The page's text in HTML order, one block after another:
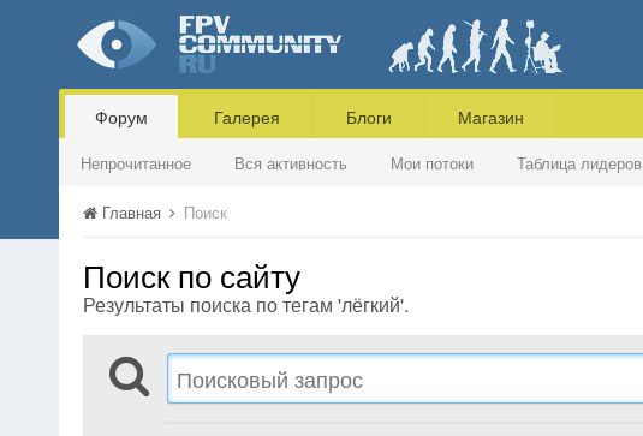
Форум
Непрочитанное Вся активность Мои потоки Таблица лидеров
Галерея Блоги Магазин
Главная Поиск
Поиск по сайту
Результаты поиска по тегам 'лёгкий'.